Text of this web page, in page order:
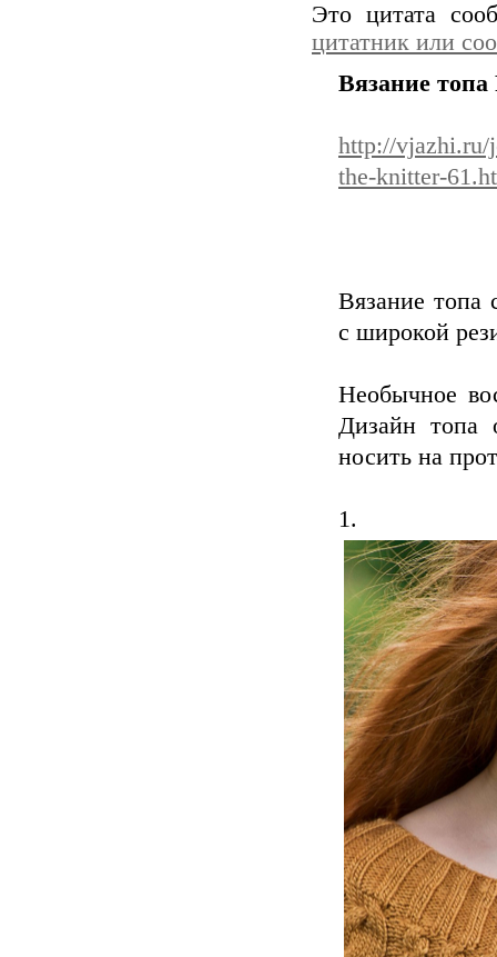
Это цитата
цитатник или
Вязание
http://vjazhi.ru/
the-knitter-
Вязание топа
с широкой
Необычное
Дизайн топа
носить на
1.